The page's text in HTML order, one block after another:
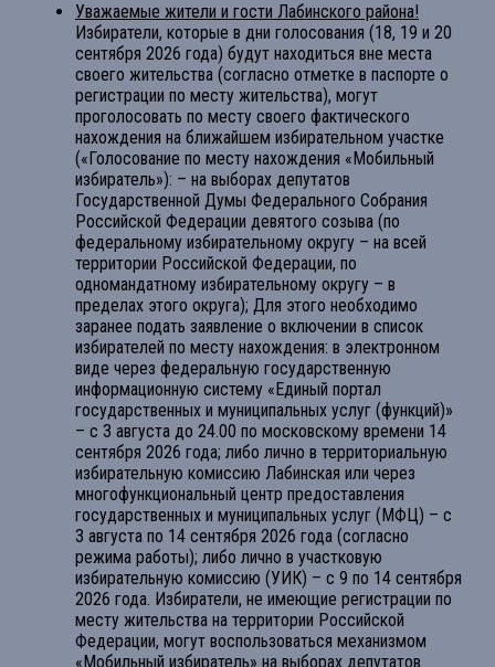
Уважаемые жители и гости Лабинского района!
Избиратели, которые в дни голосования (18, 19 и 20
сентября 2026 года) будут находиться вне места
своего жительства (согласно отметке в паспорте о
регистрации по месту жительства), могут
проголосовать по месту своего фактического
нахождения на ближайшем избирательном участке
(«Голосование по месту нахождения «Мобильный
избиратель»): – на выборах депутатов
Государственной Думы Федерального Собрания
Российской Федерации девятого созыва (по
федеральному избирательному округу – на всей
территории Российской Федерации, по
одномандатному избирательному округу – в
пределах этого округа); Для этого необходимо
заранее подать заявление о включении в список
избирателей по месту нахождения: в электронном
виде через федеральную государственную
информационную систему «Единый портал
государственных и муниципальных услуг (функций)»
– с 3 августа до 24.00 по московскому времени 14
сентября 2026 года; либо лично в территориальную
избирательную комиссию Лабинская или через
многофункциональный центр предоставления
государственных и муниципальных услуг (МФЦ) – с
3 августа по 14 сентября 2026 года (согласно
режима работы); либо лично в участковую
избирательную комиссию (УИК) – с 9 по 14 сентября
2026 года. Избиратели, не имеющие регистрации по
месту жительства на территории Российской
Федерации, могут воспользоваться механизмом
«Мобильный избиратель» на выборах депутатов